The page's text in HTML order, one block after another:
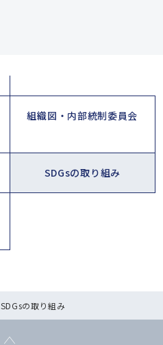
組織図・内部統制委員会
SDGsの取り組み
SDGsの取り組み